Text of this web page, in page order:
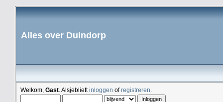
Alles over Duindorp
Welkom, Gast . Alsjeblieftinloggen ofregistreren